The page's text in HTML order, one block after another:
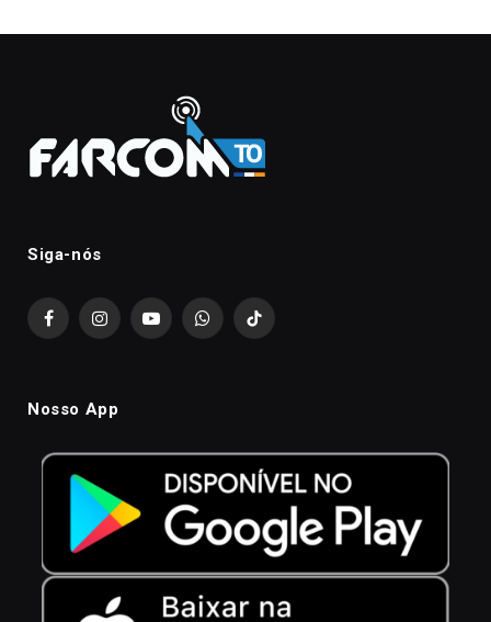
Siga-nós
FacebookInstagramYouTubeWhatsAppTikTok
Nosso App